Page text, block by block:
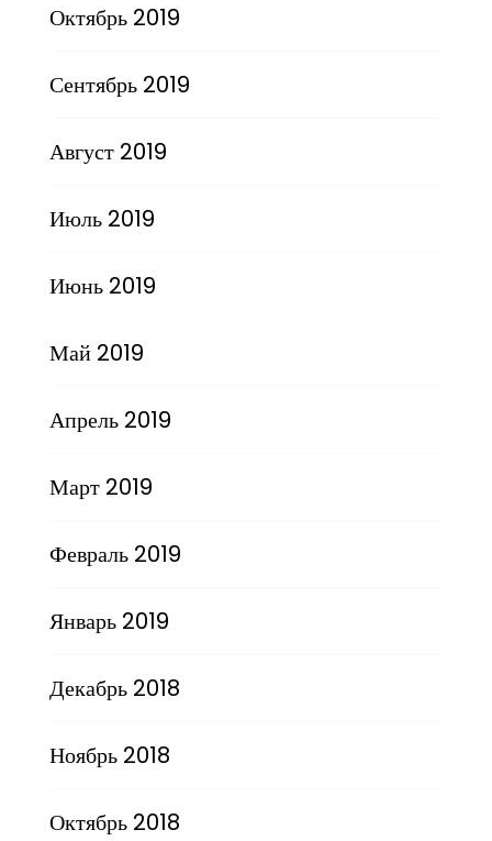
Октябрь 2019
Сентябрь 2019
Август 2019
Июль 2019
Июнь 2019
Май 2019
Апрель 2019
Март 2019
Февраль 2019
Январь 2019
Декабрь 2018
Ноябрь 2018
Октябрь 2018